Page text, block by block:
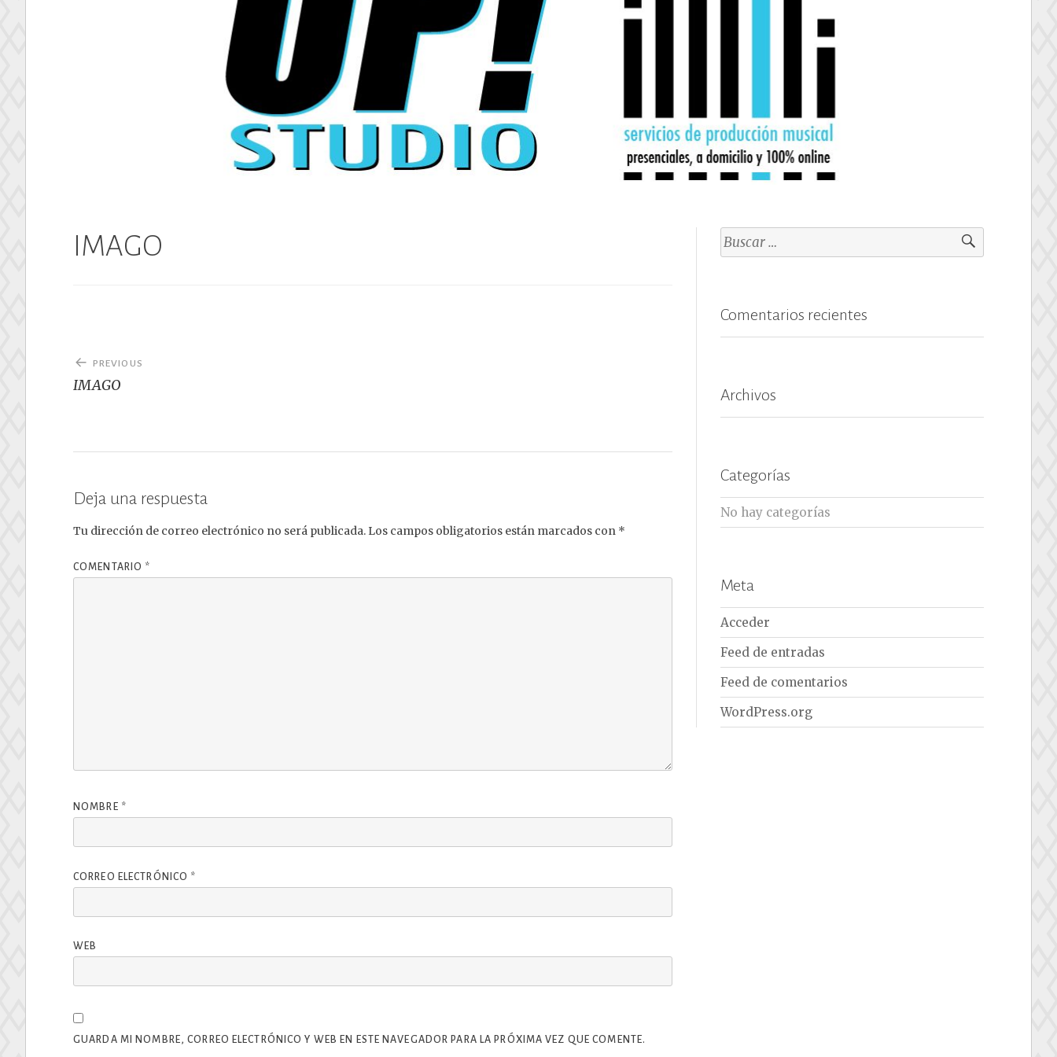
Up Studio
IMAGO
Navegación
de
PREVIOUS
IMAGO
Deja una respuesta
Tu dirección de correo electrónico no será publicada. Los campos obligatorios están marcados con *
COMENTARIO *
NOMBRE *
CORREO ELECTRÓNICO *
WEB
GUARDA MI NOMBRE, CORREO ELECTRÓNICO Y WEB EN ESTE NAVEGADOR PARA LA PRÓXIMA VEZ QUE COMENTE.
Buscar:
Comentarios recientes
Archivos
Categorías
No hay categorías
Meta
Acceder
Feed de entradas
Feed de comentarios
WordPress.org